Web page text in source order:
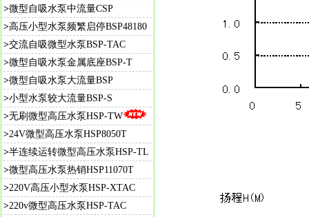
>微型自吸水泵中流量CSP
>高压小型水泵频繁启停BSP48180
>交流自吸微型水泵BSP-TAC
>微型自吸水泵金属底座BSP-T
>微型自吸水泵大流量BSP
>小型水泵较大流量BSP-S
>无刷微型高压水泵HSP-TW
>24V微型高压水泵HSP8050T
>半连续运转微型高压水泵HSP-TL
>微型高压水泵热销HSP11070T
>220V高压小型水泵HSP-XTAC
>220v微型高压水泵HSP-TAC